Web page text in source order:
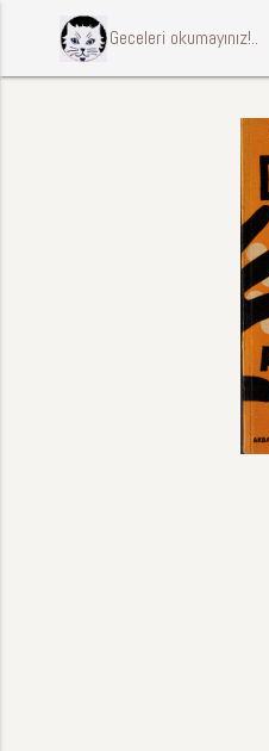
ccccci Geceleri okumayınız!..